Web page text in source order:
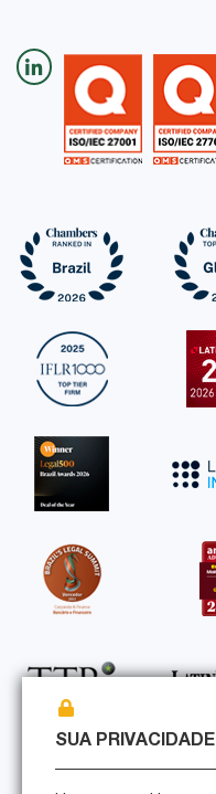
SUA PRIVACIDADE